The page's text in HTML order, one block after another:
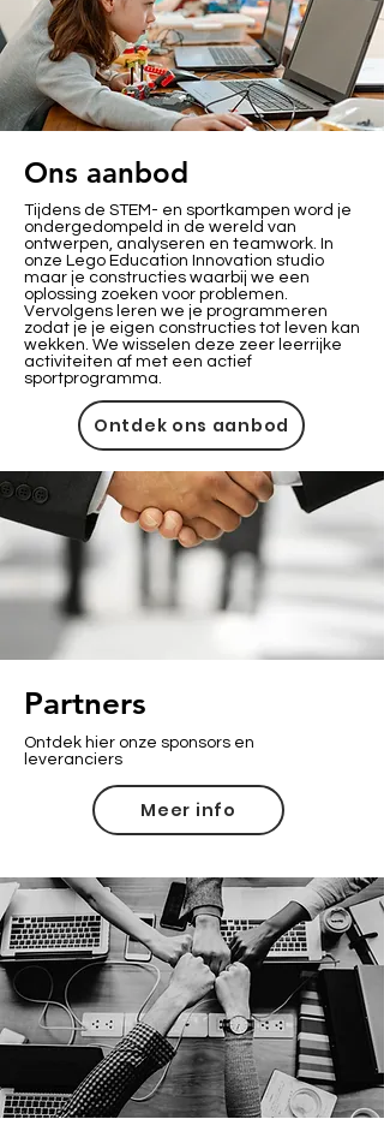
Ons aanbod
Tijdens de STEM- en sportkampen word je
ondergedompeld in de wereld van
ontwerpen, analyseren en teamwork. In
onze Lego Education Innovation studio
maar je constructies waarbij we een
oplossing zoeken voor problemen.
Vervolgens leren we je programmeren
zodat je je eigen constructies tot leven kan
wekken. We wisselen deze zeer leerrijke
activiteiten af met een actief
sportprogramma.
Ontdek ons aanbod
Partners
Ontdek hier onze sponsors en
leveranciers
Meer info